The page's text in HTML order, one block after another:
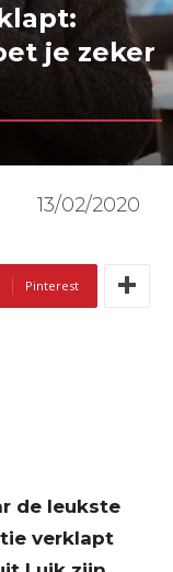
je zeker
13/02/2020
Pinterest
de leukste
verklapt